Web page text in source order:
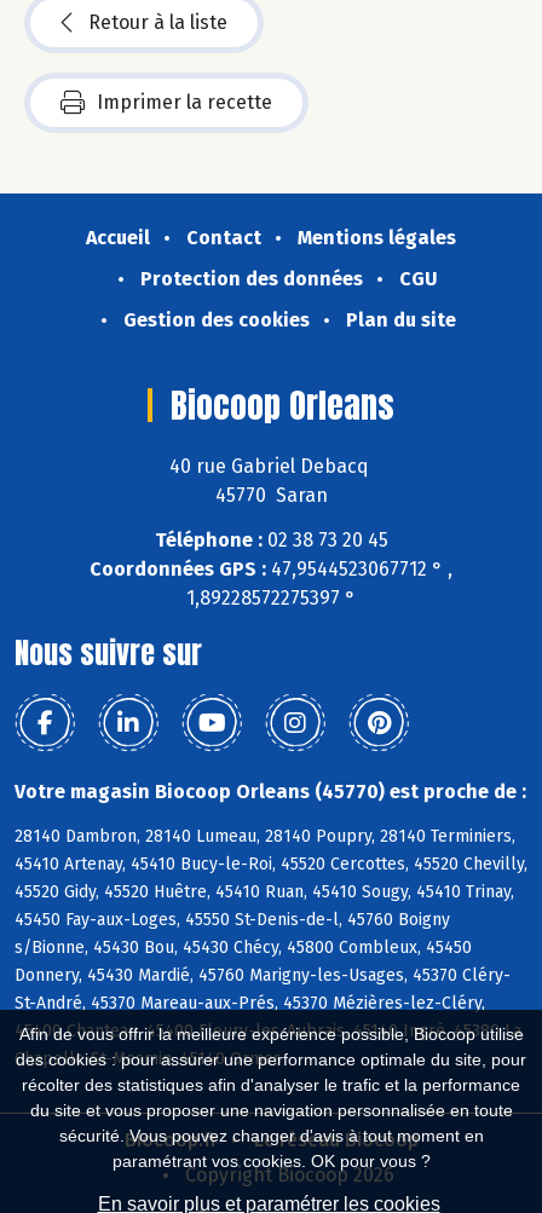
Afin de vous offrir la meilleure expérience possible, Biocoop utilise
des cookies : pour assurer une performance optimale du site, pour
récolter des statistiques afin d'analyser le trafic et la performance
du site et vous proposer une navigation personnalisée en toute
sécurité. Vous pouvez changer d'avis à tout moment en
paramétrant vos cookies. OK pour vous ?
En savoir plus et paramétrer les cookies
Retour à la liste
Imprimer la recette
Accueil Contact
Mentions légales
Protection des données
CGU
Gestion des cookies
Plan du site
Biocoop Orleans
40 rue Gabriel Debacq
45770 Saran
Téléphone :02 38 73 20 45
Coordonnées GPS : 47,9544523067712 ° ,
1,89228572275397 °
Nous suivre sur
Votre magasin Biocoop Orleans (45770) est proche de :
28140 Dambron, 28140 Lumeau, 28140 Poupry, 28140 Terminiers,
45410 Artenay, 45410 Bucy-le-Roi, 45520 Cercottes, 45520 Chevilly,
45520 Gidy, 45520 Huêtre, 45410 Ruan, 45410 Sougy, 45410 Trinay,
45450 Fay-aux-Loges, 45550 St-Denis-de-l, 45760 Boigny
s/Bionne, 45430 Bou, 45430 Chécy, 45800 Combleux, 45450
Donnery, 45430 Mardié, 45760 Marigny-les-Usages, 45370 Cléry-
St-André, 45370 Mareau-aux-Prés, 45370 Mézières-lez-Cléry,
45400 Chanteau, 45400 Fleury-les-Aubrais, 45140 Ingré, 45380 La
Chapelle-St-Mesmin, 45140 Ormes
Biocoop.fr
Le réseau Biocoop
Copyright Biocoop 2026